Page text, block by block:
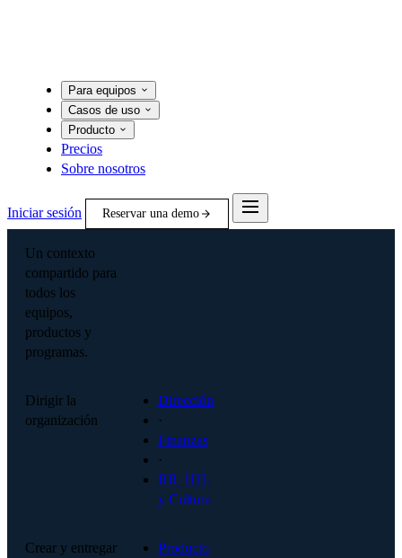
Para equipos
Casos de uso
Producto
Precios
Sobre nosotros
Iniciar sesión Reservar una demo
Un contexto
compartido para
todos los
equipos,
productos y
programas.
Dirigir la
organización
Dirección
·
Finanzas
·
RR. HH.
y Cultura
Crear y entregar
Producto